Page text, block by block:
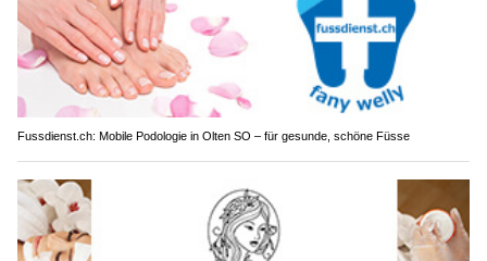
Fussdienst.ch: Mobile Podologie in Olten SO – für gesunde, schöne Füsse